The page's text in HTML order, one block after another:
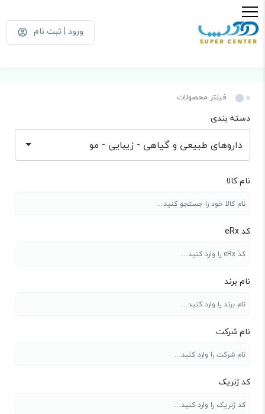
ورود | ثبت نام
فیلتر محصولات
دسته بندی
داروهای طبیعی و گیاهی - زیبایی - مو
نام کالا
کد eRx
نام برند
نام شرکت
کد ژنریک